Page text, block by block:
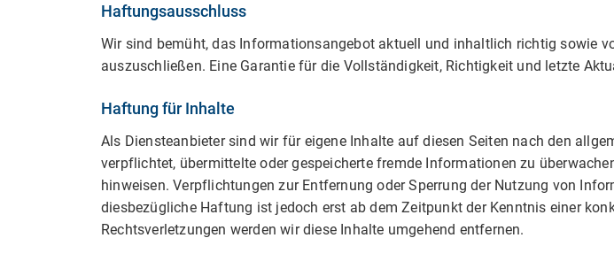
Haftungsausschluss
Wir sind bemüht, das Informationsangebot aktuell und inhaltlich richtig sowie
auszuschließen. Eine Garantie für die Vollständigkeit, Richtigkeit und letzte
Haftung für Inhalte
Als Diensteanbieter sind wir für eigene Inhalte auf diesen Seiten nach den
verpflichtet, übermittelte oder gespeicherte fremde Informationen zu
hinweisen. Verpflichtungen zur Entfernung oder Sperrung der Nutzung von
diesbezügliche Haftung ist jedoch erst ab dem Zeitpunkt der Kenntnis einer
Rechtsverletzungen werden wir diese Inhalte umgehend entfernen.